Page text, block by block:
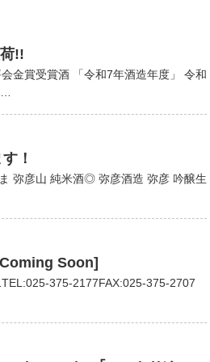
!!
金賞受賞酒 「令和7年酒造年度」 令和
！
弥彦山 純米酒◎ 弥彦酒造 弥彦 吟醸生
Soon]
375-2177FAX:025-375-2707